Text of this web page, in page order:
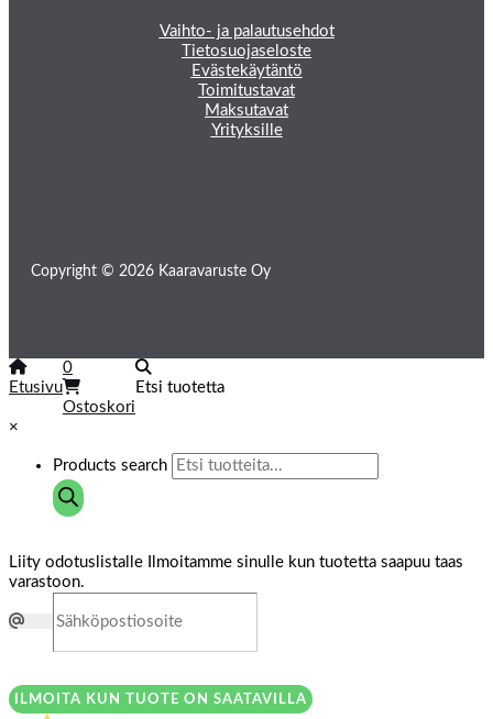
Vaihto- ja palautusehdot
Tietosuojaseloste
Evästekäytäntö
Toimitustavat
Maksutavat
Yrityksille
Copyright © 2026 Kaaravaruste Oy
Etusivu
0
Ostoskori
Etsi tuotetta
×
Products search
Liity odotuslistalle
Ilmoitamme sinulle kun tuotetta saapuu taas
varastoon.
ILMOITA KUN TUOTE ON SAATAVILLA